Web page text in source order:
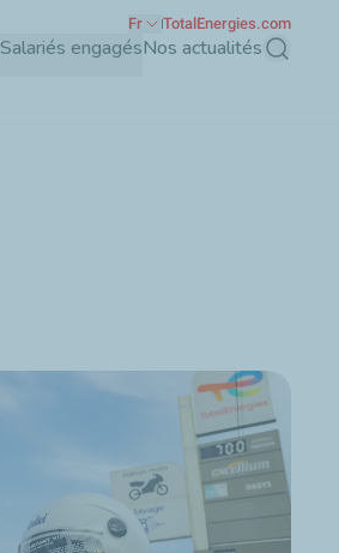
Salariés engagésNos actualités
Fr TotalEnergies.com